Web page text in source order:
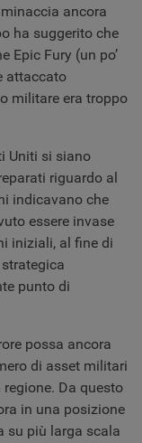
ancora
ha suggerito che
Epic Fury (un po’
attaccato
militare era troppo
Uniti si siano
riguardo al
indicavano che
essere invase
iniziali, al fine di
punto di
possa ancora
di asset militari
Da questo
in una posizione
su più larga scala